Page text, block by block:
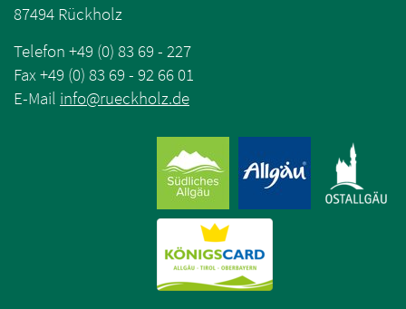
87494 Rückholz
Telefon +49 (0) 83 69 - 227
Fax +49 (0) 83 69 - 92 66 01
E-Mail info@rueckholz.de